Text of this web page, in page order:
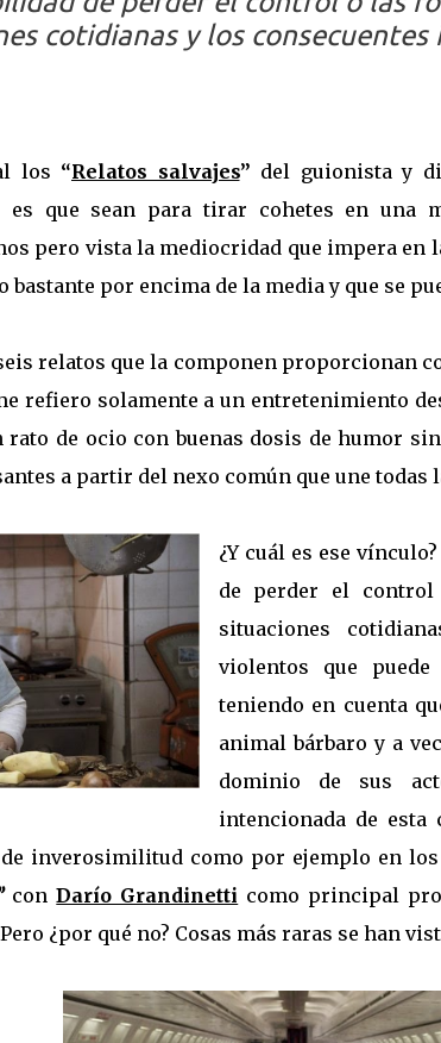
cotidianas y los
los “Relatos salvajes” del guionista y
que sean para tirar cohetes en una
pero vista la mediocridad que impera en
por encima de la media y que se
relatos que la componen proporcionan
refiero solamente a un entretenimiento
rato de ocio con buenas dosis de humor
a partir del nexo común que une todas
¿Y cuál es ese
de perder el
situaciones
violentos que
teniendo en cuenta
animal bárbaro y a
dominio de sus
intencionada de esta
inverosimilitud como por ejemplo en
conDarío Grandinetti como principal
¿por qué no? Cosas más raras se han